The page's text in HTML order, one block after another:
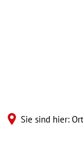
Sie sind hier: